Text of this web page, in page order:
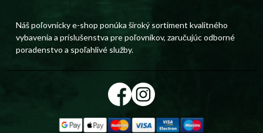
Náš poľovnícky e-shop ponúka široký sortiment kvalitného
vybavenia a príslušenstva pre poľovníkov, zaručujúc odborné
poradenstvo a spoľahlivé služby.